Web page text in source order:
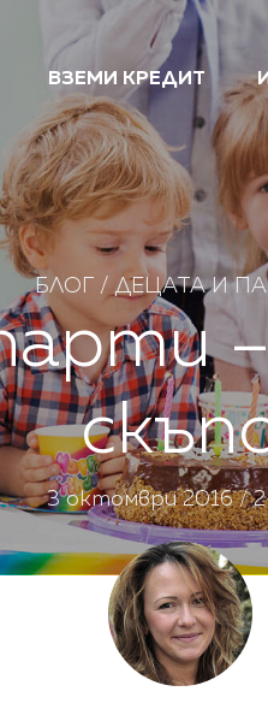
ВЗЕМИ КРЕДИТ
БЛОГ / ДЕЦАТА И
–
3 октомври 2016 / 2